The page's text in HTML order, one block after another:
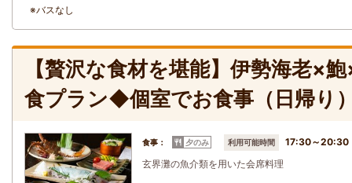
※バスなし
【贅沢な食材を堪能】伊勢海老×
食プラン◆個室でお食事（日帰り
食事： 夕のみ 利用可能時間
17:30～20:30
玄界灘の魚介類を用いた会席料理